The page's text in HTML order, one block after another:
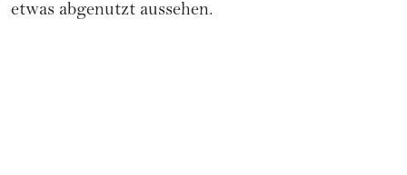
etwas abgenutzt aussehen.